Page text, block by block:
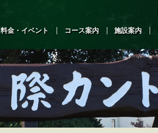
料金・イベント コース案内 施設案内